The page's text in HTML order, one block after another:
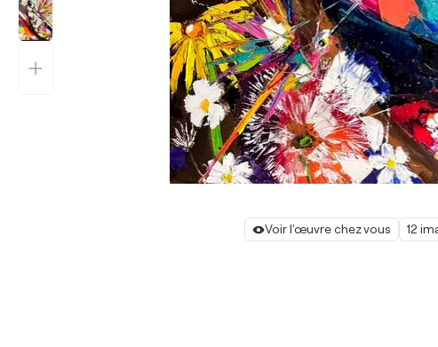
Voir l'œuvre chez vous 12